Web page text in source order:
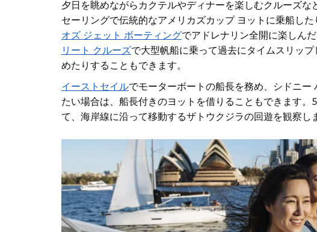
夕日を眺めながらカクテルやディナーを楽しむクルーズな
セーリングで伝統的なアメリカズカップ ヨットに乗船した
オズ ジェット ボーティングでアドレナリン全開に楽しんだ
リート クルーズで大型帆船に乗って過去にタイムスリップ
めたりすることもでき ます。
イーストセイルでモーターボートの船長を務め、 シドニー
たい場合は、船長付きのヨットを借りることもできます。5
て、海岸線に沿って移動するザトウクジラの回遊を観察し